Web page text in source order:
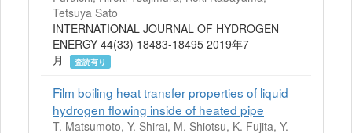
Tetsuya Sato
INTERNATIONAL JOURNAL OF HYDROGEN
ENERGY 44(33) 18483-18495 2019年7
月
査読有り
Film boiling heat transfer properties of liquid
hydrogen flowing inside of heated pipe
T. Matsumoto, Y. Shirai, M. Shiotsu, K. Fujita, Y.